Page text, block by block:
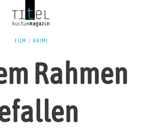
FILM / KRIMI
Rahmen